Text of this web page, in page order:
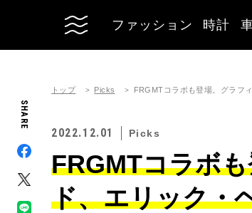
ファッション 時計
SHARE
トップ Picks FRGMTコラボも登場。グラフ
2022.12.01 Picks
FRGMTコラボ
ド、エリック・